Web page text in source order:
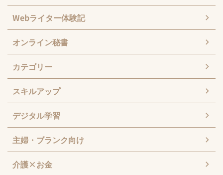
Webライター体験記
オンライン秘書
カテゴリー
スキルアップ
デジタル学習
主婦・ブランク向け
介護×お金